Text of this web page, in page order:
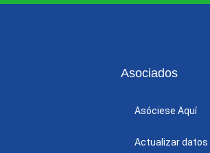
Asociados
Asóciese Aquí
Actualizar datos